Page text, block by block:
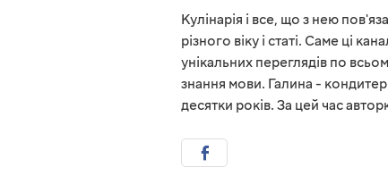
Кулінарія і все, що з нею
різного віку і статі. Саме ці
унікальних переглядів по
знання мови. Галина -
десятки років. За цей час